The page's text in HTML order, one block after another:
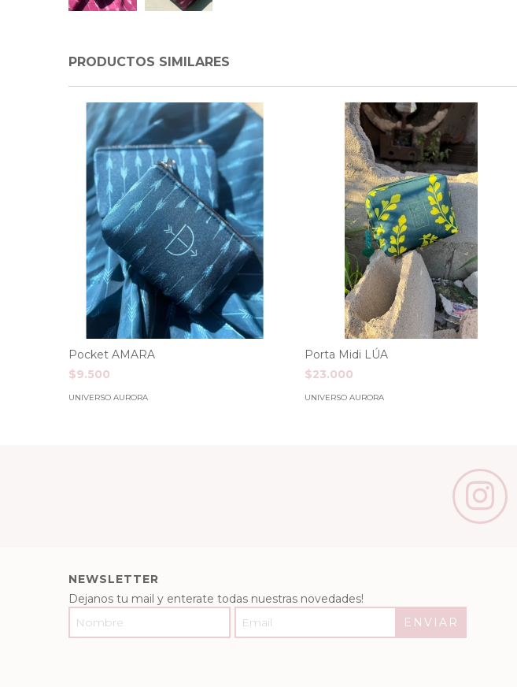
PRODUCTOS SIMILARES
Pocket AMARA
$9.500
UNIVERSO AURORA
Porta Midi LÚA
$23.000
UNIVERSO AURORA
NEWSLETTER
Dejanos tu mail y enterate todas nuestras novedades!